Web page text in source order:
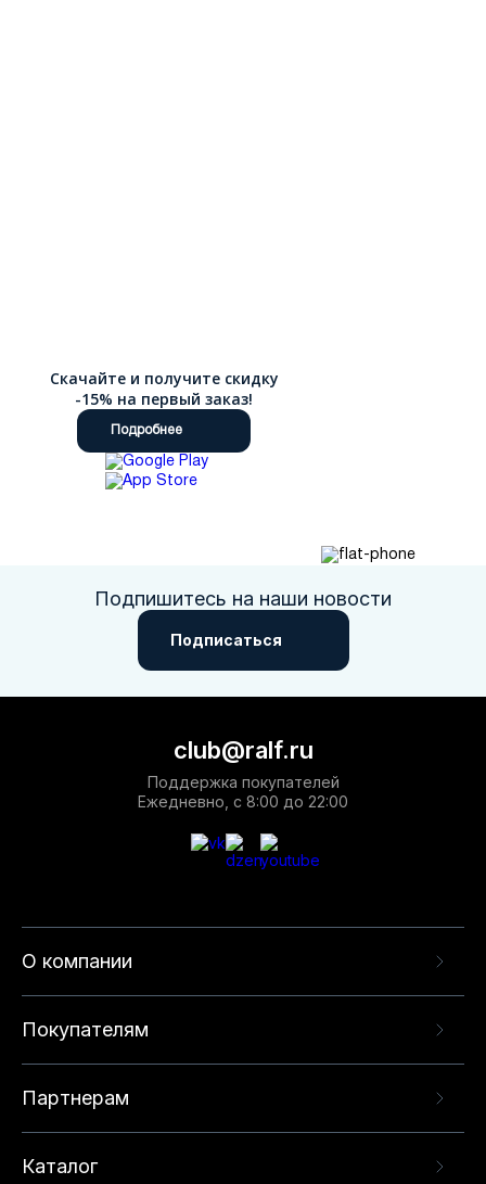
Скачайте и получите скидку
-15% на первый заказ!
Подробнее
Подпишитесь на наши новости
Подписаться
О компании
Покупателям
Партнерам
Каталог
club@ralf.ru
Поддержка покупателей
Ежедневно, с 8:00 до 22:00